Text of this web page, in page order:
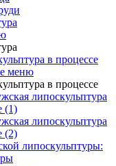
в процессе
меню
в процессе
липоскульптура
(1)
липоскульптура
(2)
липоскульптуры: